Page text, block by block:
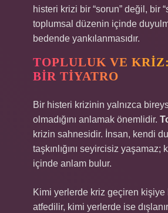
histeri krizi bir “sorun” değil, bir
toplumsal düzenin içinde
bedende yankılanmasıdır.
TOPLULUK VE
BIR TIYATRO
Bir histeri krizinin yalnızca
olmadığını anlamak önemlidir.
krizin sahnesidir. İnsan, kendi
taşkınlığını seyircisiz yaşamaz;
içinde anlam bulur.
Kimi yerlerde kriz geçiren kişiye
atfedilir, kimi yerlerde ise